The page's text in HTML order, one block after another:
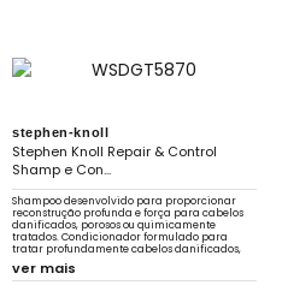
stephen-knoll
Stephen Knoll Repair & Control
Shamp e Con...
Shampoo desenvolvido para proporcionar
reconstrução profunda e força para cabelos
danificados, porosos ou quimicamente
tratados. Condicionador formulado para
tratar profundamente cabelos danificados,
quebradiços.
ver mais